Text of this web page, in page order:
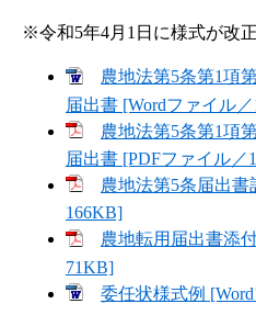
※令和5年4月1日に様式が改
農地法第5条第1項
届出書 [Wordファイル
農地法第5条第1項
届出書 [PDFファイル／
農地法第5条届出書
166KB]
農地転用届出書添
71KB]
委任状様式例